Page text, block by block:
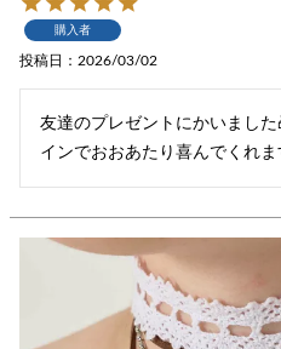
購入者
投稿日 2026/03/02
友達のプレゼントにかいまし
インでおおあたり喜んでくれ